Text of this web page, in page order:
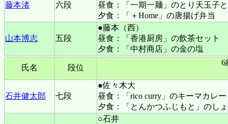
藤本渚 六段
昼食：「一期一麺」のとり天玉子
夕食：「＋Home」の唐揚げ弁当
山本博志 五段
●藤本（西）
昼食：「香港厨房」の飲茶セット
夕食：「中村商店」の金の塩
氏名 段位
6
石井健太郎 七段
●佐々木大
昼食：「rico curry」のキーマカレー
夕食：「とんかつふじもと」のし
○石井